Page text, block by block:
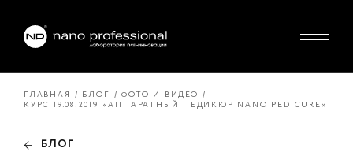
ГЛАВНАЯ БЛОГ
ФОТО И ВИДЕО
КУРС 19.08.2019 «АППАРАТНЫЙ ПЕДИКЮР NANO PEDICURE»
БЛОГ